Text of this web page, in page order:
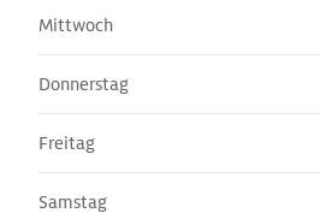
Mittwoch
Donnerstag
Freitag
Samstag